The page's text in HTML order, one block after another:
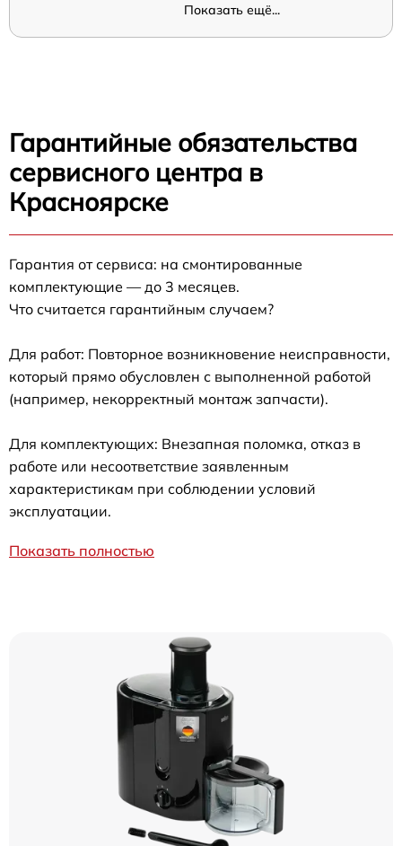
Показать ещё...
Гарантийные обязательства
сервисного центра в
Красноярске
Гарантия от сервиса: на смонтированные
комплектующие — до 3 месяцев.
Что считается гарантийным случаем?
Для работ: Повторное возникновение неисправности,
который прямо обусловлен с выполненной работой
(например, некорректный монтаж запчасти).
Для комплектующих: Внезапная поломка, отказ в
работе или несоответствие заявленным
характеристикам при соблюдении условий
эксплуатации.
Показать полностью